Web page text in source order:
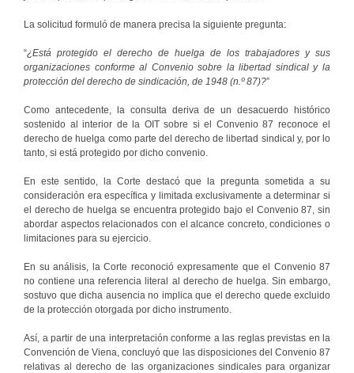
La solicitud formuló de manera precisa la siguiente pregunta:
“¿Está protegido el derecho de huelga de los trabajadores y sus
organizaciones conforme al Convenio sobre la libertad sindical y la
protección del derecho de sindicación, de 1948 (n.º 87)?”
Como antecedente, la consulta deriva de un desacuerdo histórico
sostenido al interior de la OIT sobre si el Convenio 87 reconoce el
derecho de huelga como parte del derecho de libertad sindical y, por lo
tanto, si está protegido por dicho convenio.
En este sentido, la Corte destacó que la pregunta sometida a su
consideración era específica y limitada exclusivamente a determinar si
el derecho de huelga se encuentra protegido bajo el Convenio 87, sin
abordar aspectos relacionados con el alcance concreto, condiciones o
limitaciones para su ejercicio.
En su análisis, la Corte reconoció expresamente que el Convenio 87
no contiene una referencia literal al derecho de huelga. Sin embargo,
sostuvo que dicha ausencia no implica que el derecho quede excluido
de la protección otorgada por dicho instrumento.
Así, a partir de una interpretación conforme a las reglas previstas en la
Convención de Viena, concluyó que las disposiciones del Convenio 87
relativas al derecho de las organizaciones sindicales para organizar